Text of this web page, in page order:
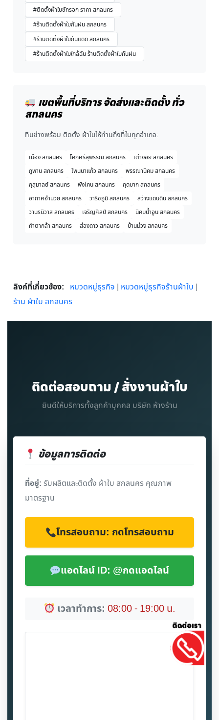
#ติดตั้งผ้าใบชักรอก ราคา สกลนคร
#ร้านติดตั้งผ้าใบกันฝน สกลนคร
#ร้านติดตั้งผ้าใบกันแดด สกลนคร
#ร้านติดตั้งผ้าใบใกล้ฉัน ร้านติดตั้งผ้าใบกันฝน
เขตพื้นที่บริการ จัดส่งและติดตั้ง ทั่ว
สกลนคร
ทีมช่างพร้อม ติดตั้ง ผ้าใบให้ท่านถึงที่ในทุกอำเภอ:
เมือง สกลนคร โคกศรีสุพรรณ สกลนคร
เต่างอย สกลนคร
ภูพาน สกลนคร
โพนนาแก้ว สกลนคร
พรรณานิคม สกลนคร
กุสุมาลย์ สกลนคร
พังโคน สกลนคร
กุดบาก สกลนคร
อากาศอำนวย สกลนคร
วาริชภูมิ สกลนคร
สว่างแดนดิน สกลนคร
วานรนิวาส สกลนคร
เจริญศิลป์ สกลนคร
นิคมน้ำอูน สกลนคร
คำตากล้า สกลนคร
ส่องดาว สกลนคร บ้านม่วง สกลนคร
ลิงก์ที่เกี่ยวข้อง: หมวดหมู่ธุรกิจ | หมวดหมู่ธุรกิจร้านผ้าใบ |
ร้าน ผ้าใบ สกลนคร
ติดต่อสอบถาม / สั่งงานผ้าใบ
ยินดีให้บริการทั้งลูกค้าบุคคล บริษัท ห้างร้าน
ข้อมูลการติดต่อ
ที่อยู่: รับผลิตและติดตั้ง ผ้าใบ สกลนคร คุณภาพ
มาตรฐาน
โทรสอบถาม: กดโทรสอบถาม
แอดไลน์ ID: @กดแอดไลน์
เวลาทำการ: 08:00 - 19:00 น.